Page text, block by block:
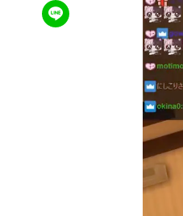
LINEで送る